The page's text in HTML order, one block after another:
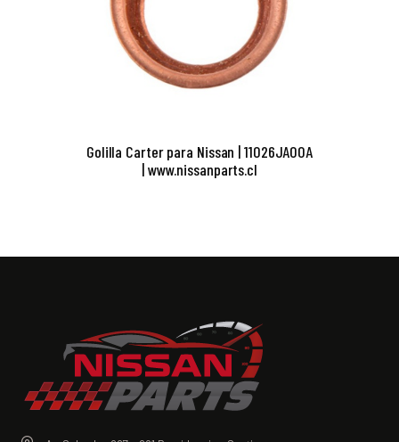
Golilla Carter para Nissan | 11026JA00A
| www.nissanparts.cl